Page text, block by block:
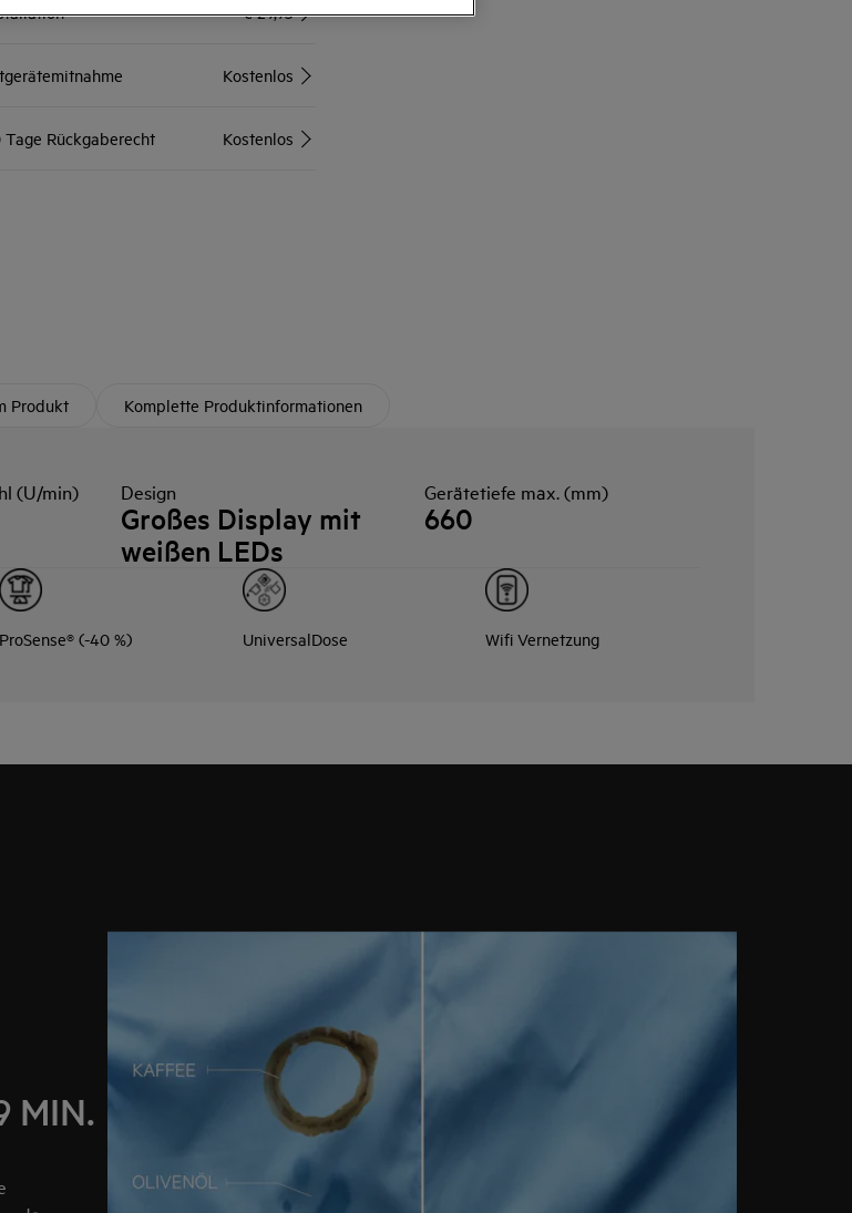
€ 29,95
Kostenlos
Tage Rückgaberecht Kostenlos
Produkt Komplette Produktinformationen
(U/min) Design
Großes Display mit
weißen LEDs
Gerätetiefe max. (mm)
660
ProSense® (-40 %) UniversalDose Wifi Vernetzung
MIN.